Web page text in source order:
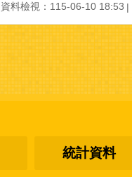
資料檢視：115-06-10 18:53
統計資料